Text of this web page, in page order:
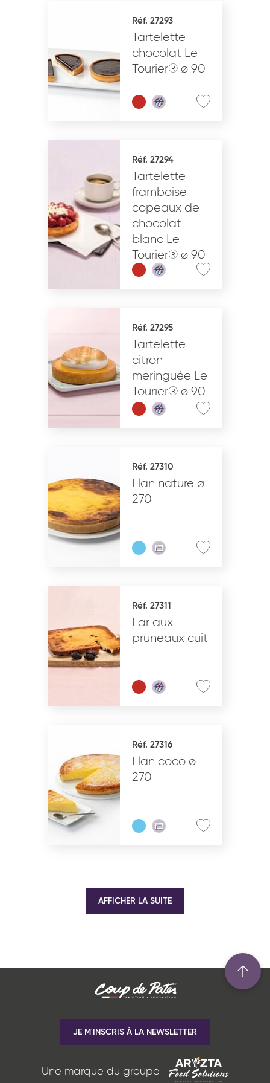
Réf. 27293
Tartelette
chocolat Le
Tourier® ø 90
Réf. 27294
Tartelette
framboise
copeaux de
chocolat
blanc Le
Tourier® ø 90
Réf. 27295
Tartelette
citron
meringuée Le
Tourier® ø 90
Réf. 27310
Flan nature ø
270
Réf. 27311
Far aux
pruneaux cuit
Réf. 27316
Flan coco ø
270
AFFICHER LA SUITE
JE M'INSCRIS À LA NEWSLETTER
Une marque du groupe